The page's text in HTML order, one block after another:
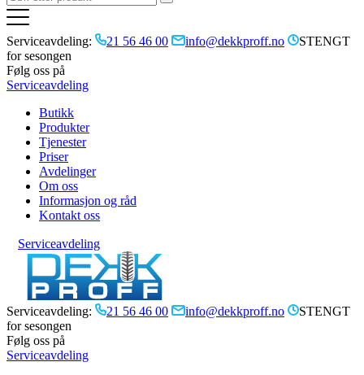
Serviceavdeling: 21 56 46 00 info@dekkproff.no
STENGT
for sesongen
Følg oss på
Serviceavdeling
Butikk
Produkter
Tjenester
Priser
Avdelinger
Om oss
Informasjon og råd
Kontakt oss
Serviceavdeling
Serviceavdeling: 21 56 46 00 info@dekkproff.no
STENGT
for sesongen
Følg oss på
Serviceavdeling